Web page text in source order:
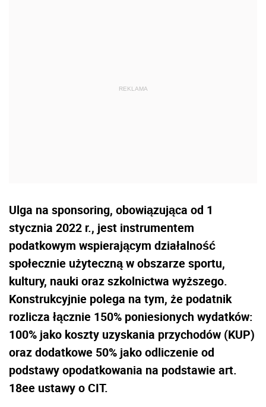
Ulga na sponsoring, obowiązująca od 1
stycznia 2022 r., jest instrumentem
podatkowym wspierającym działalność
społecznie użyteczną w obszarze sportu,
kultury, nauki oraz szkolnictwa wyższego.
Konstrukcyjnie polega na tym, że podatnik
rozlicza łącznie 150% poniesionych wydatków:
100% jako koszty uzyskania przychodów (KUP)
oraz dodatkowe 50% jako odliczenie od
podstawy opodatkowania na podstawie art.
18ee ustawy o CIT.